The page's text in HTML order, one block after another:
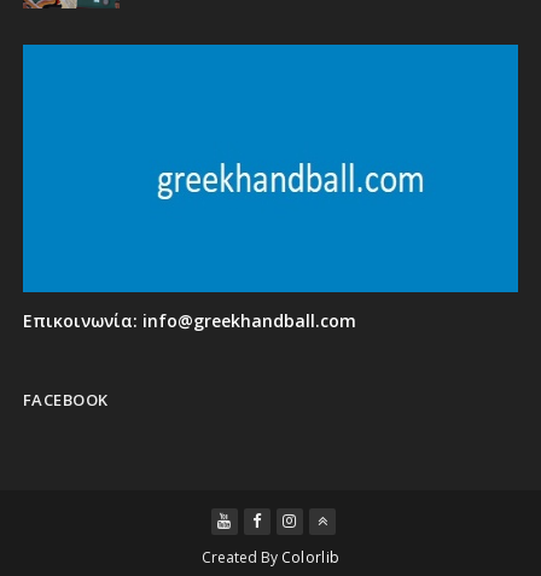
Επικοινωνία: info@greekhandball.com
FACEBOOK
Created By Colorlib